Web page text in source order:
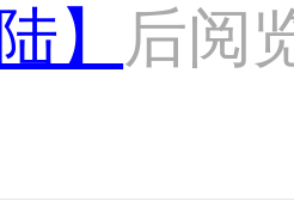
陆】
后阅